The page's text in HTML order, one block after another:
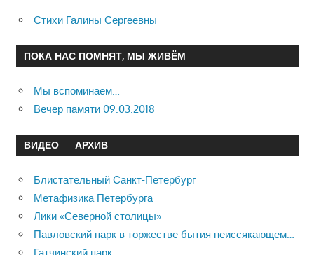
Стихи Галины Сергеевны
ПОКА НАС ПОМНЯТ, МЫ ЖИВЁМ
Мы вспоминаем…
Вечер памяти 09.03.2018
ВИДЕО — АРХИВ
Блистательный Санкт-Петербург
Метафизика Петербурга
Лики «Северной столицы»
Павловский парк в торжестве бытия неиссякающем…